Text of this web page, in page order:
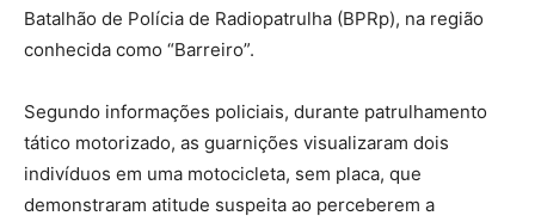
Batalhão de Polícia de Radiopatrulha (BPRp), na região
conhecida como “Barreiro”.
Segundo informações policiais, durante patrulhamento
tático motorizado, as guarnições visualizaram dois
indivíduos em uma motocicleta, sem placa, que
demonstraram atitude suspeita ao perceberem a